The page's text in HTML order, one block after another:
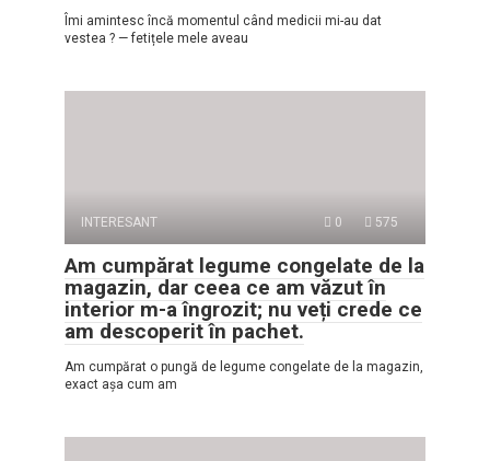
Îmi amintesc încă momentul când medicii mi-au dat
vestea ? — fetițele mele aveau
INTERESANT 0 575
Am cumpărat legume congelate de la
magazin, dar ceea ce am văzut în
interior m-a îngrozit; nu veți crede ce
am descoperit în pachet.
Am cumpărat o pungă de legume congelate de la magazin,
exact așa cum am